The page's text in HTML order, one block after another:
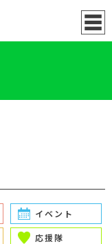
イベント
応援隊